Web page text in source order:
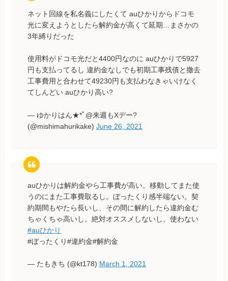
ネット回線を私名義にしたくて auひかりからドコモ
光に変えようとしたら解約金が高くて延期…まさかの
3年縛りだった
使用料がドコモ光だと4400円なのに auひかりで5927
円も支払ってるし 違約金なしでも初期工事残債と撤去
工事費用と合わせて49230円も支払わなきゃいけなく
てしんどい auひかり高い?
— ゆかりはん★*ﾟ@来週もXデー?
(@mishimahurikake) June 26, 2021
auひかりは解約金やら工事費が高い。移動してまた使
うのにまた工事費取るし。ぼったくり感半端ない。契
約期間もやたら長いし、その間に解約したら違約金む
ちゃくちゃ高いし。絶対オススメしないし、使わない
#auひかり
#ぼったくり#違約金#解約金
— たもきち (@kt178) March 1, 2021